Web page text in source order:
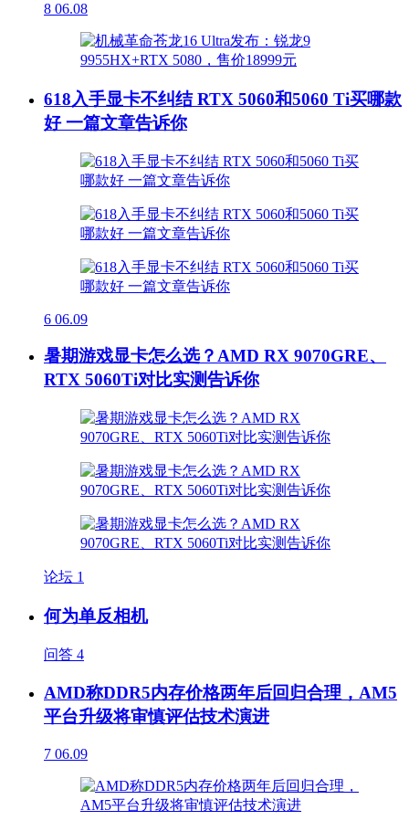
8 06.08
618入手显卡不纠结 RTX 5060和5060 Ti买哪款
好 一篇文章告诉你
6 06.09
暑期游戏显卡怎么选？AMD RX 9070GRE、
RTX 5060Ti对比实测告诉你
论坛 1
何为单反相机
问答 4
AMD称DDR5内存价格两年后回归合理，AM5
平台升级将审慎评估技术演进
7 06.09